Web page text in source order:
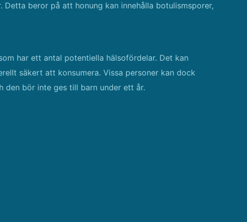
beror på att honung kan innehålla botulismsporer,
har ett antal potentiella hälsofördelar. Det kan
säkert att konsumera. Vissa personer kan dock
den bör inte ges till barn under ett år.